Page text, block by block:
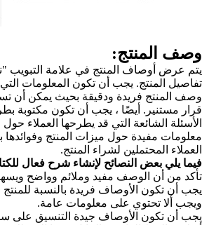
"نظرة عامة" في صفحة
يتم الحصول عليها ضمن
المشترين على اتخاذ
يجب أن تجيب على
المنتج ويجب أن توفر
مفصلة تؤثر على
على العملاء فهمه.
الذي يتم وصفه
المثال عدم استخدام